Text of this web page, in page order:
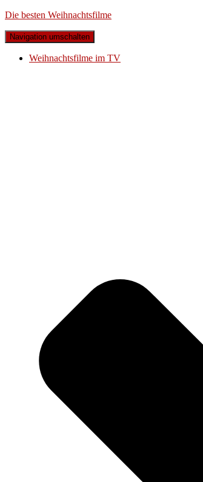
Die besten Weihnachtsfilme
Navigation umschalten
Weihnachtsfilme im TV